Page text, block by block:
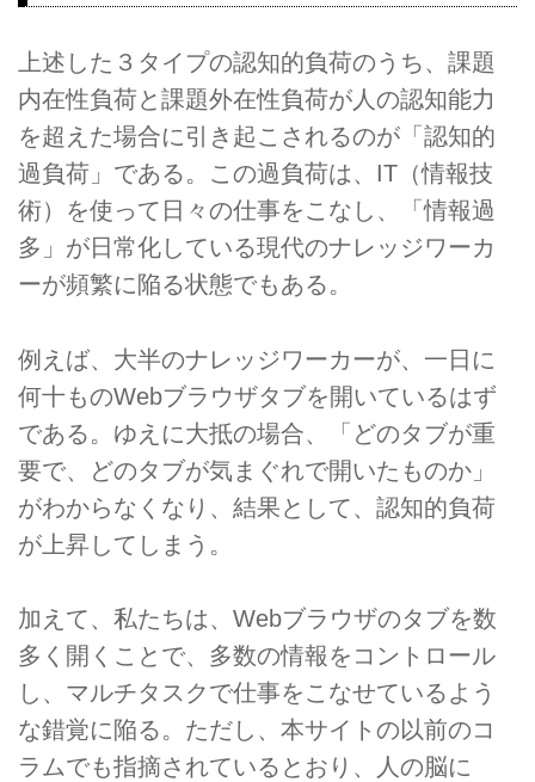
上述した３タイプの認知的負荷のうち、課題
内在性負荷と課題外在性負荷が人の認知能力
を超えた場合に引き起こされるのが「認知的
過負荷」である。この過負荷は、IT（情報技
術）を使って日々の仕事をこなし、「情報過
多」が日常化している現代のナレッジワーカ
ーが頻繁に陥る状態でもある。
例えば、大半のナレッジワーカーが、一日に
何十ものWebブラウザタブを開いているはず
である。ゆえに大抵の場合、「どのタブが重
要で、どのタブが気まぐれで開いたものか」
がわからなくなり、結果として、認知的負荷
が上昇してしまう。
加えて、私たちは、Webブラウザのタブを数
多く開くことで、多数の情報をコントロール
し、マルチタスクで仕事をこなせているよう
な錯覚に陥る。ただし、 本サイトの以前のコ
ラムでも指摘されているとおり、人の脳に